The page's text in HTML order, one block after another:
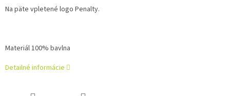
Na päte vpletené logo Penalty.
Materiál 100% bavlna
Detailné informácie